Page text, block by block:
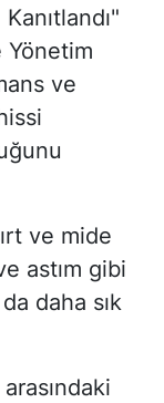
Yönetim
ve
ve mide
astım gibi
daha sık